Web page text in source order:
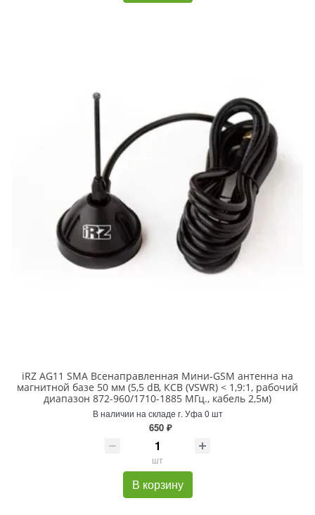
iRZ AG11 SMA Всенаправленная Мини-GSM антенна на
магнитной базе 50 мм (5,5 dB, КСВ (VSWR) < 1,9:1, рабочий
диапазон 872-960/1710-1885 МГц., кабель 2,5м)
В наличии на складе г. Уфа 0 шт
650 ₽
шт
В корзину